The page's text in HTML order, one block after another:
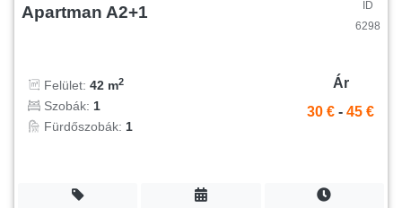
Apartman A2+1
ID
6298
Felület: 42 m2
Szobák: 1
Fürdőszobák: 1
Ár
30 € - 45 €